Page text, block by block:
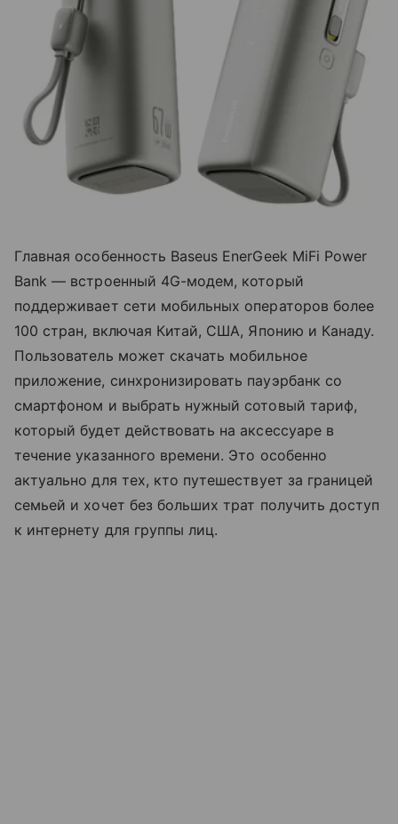
Главная особенность Baseus EnerGeek MiFi Power
Bank — встроенный 4G-модем, который
поддерживает сети мобильных операторов более
100 стран, включая Китай, США, Японию и Канаду.
Пользователь может скачать мобильное
приложение, синхронизировать пауэрбанк со
смартфоном и выбрать нужный сотовый тариф,
который будет действовать на аксессуаре в
течение указанного времени. Это особенно
актуально для тех, кто путешествует за границей
семьей и хочет без больших трат получить доступ
к интернету для группы лиц.